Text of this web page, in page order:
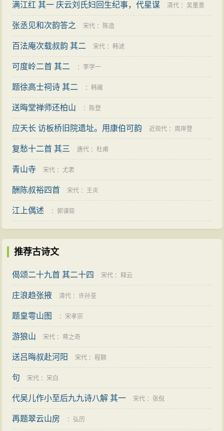
满江红 其一 庆云刘氏妇回生纪事，代星谋 清代 ：吴重憙
张丞见和次韵答之 宋代 ： 陈造
百法庵次载叔韵 其二 宋代 ：韩淲
可度岭二首 其二 ：李学一
题徐高士祠诗 其二 ：韩雍
送晦堂禅师还柏山 ： 陈登
应天长 访板桥旧院遗址。用康伯可韵 近现代 ： 周岸登
复愁十二首 其三 唐代 ：杜甫
青山寺 宋代 ：尤袤
酬陈叔裕四首 宋代 ：王炎
江上偶述 ：郭谏臣
推荐古诗文
偈颂二十九首 其二十四 宋代 ：释云
庄浪趋张掖 清代 ：许孙荃
题皇雩山图 ：宋孝宗
游狼山 宋代 ：蒋之奇
送吕晦叔赴河阳 宋代 ：程颢
句 宋代 ：宋白
代吴儿作小至后九九诗八解 其一 宋代 ： 张侃
再题翠云山房 ： 弘历